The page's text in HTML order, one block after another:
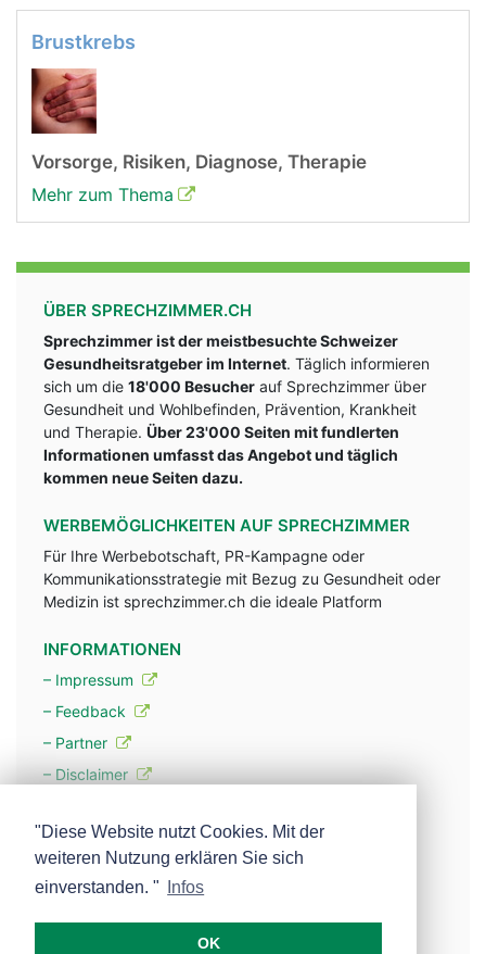
Brustkrebs
Vorsorge, Risiken, Diagnose, Therapie
Mehr zum Thema
ÜBER SPRECHZIMMER.CH
Sprechzimmer ist der meistbesuchte Schweizer
Gesundheitsratgeber im Internet. Täglich informieren
sich um die 18'000 Besucher auf Sprechzimmer über
Gesundheit und Wohlbefinden, Prävention, Krankheit
und Therapie. Über 23'000 Seiten mit fundlerten
Informationen umfasst das Angebot und täglich
kommen neue Seiten dazu.
WERBEMÖGLICHKEITEN AUF SPRECHZIMMER
Für Ihre Werbebotschaft, PR-Kampagne oder
Kommunikationsstrategie mit Bezug zu Gesundheit oder
Medizin ist sprechzimmer.ch die ideale Platform
INFORMATIONEN
– Impressum
– Feedback
– Partner
– Disclaimer
– Werbung
– Mehr über unsere Experten
"Diese Website nutzt Cookies. Mit der
weiteren Nutzung erklären Sie sich
einverstanden. "
Infos
OK